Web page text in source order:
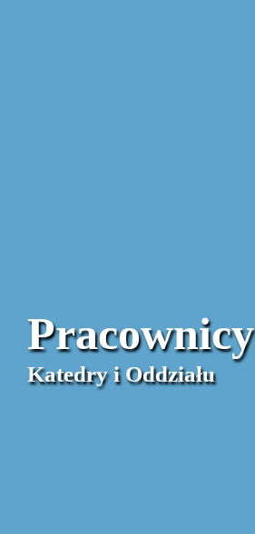
Pracownicy
Katedry i Oddziału